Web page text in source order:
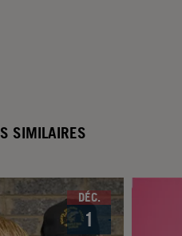
SIMILAIRES
DÉC.
1